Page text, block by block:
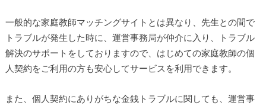
一般的な家庭教師マッチングサイトとは異なり、先生との間で
トラブルが発生した時に、運営事務局が仲介に入り、トラブル
解決のサポートをしておりますので、はじめての家庭教師の個
人契約をご利用の方も安心してサービスを利用できます。
また、個人契約にありがちな金銭トラブルに関しても、運営事